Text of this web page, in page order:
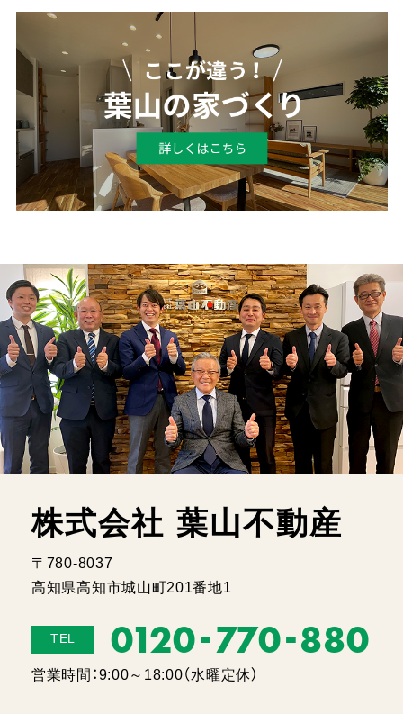
株式会社 葉山不動産
〒780-8037
高知県高知市城山町201番地1
TEL 0120-770-880
営業時間：9:00～18:00（水曜定休）